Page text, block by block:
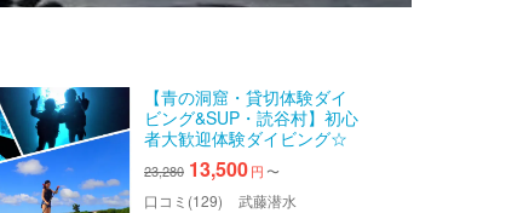
【青の洞窟・貸切体験ダイ
ビング&SUP・読谷村】初心
者大歓迎体験ダイビング☆
透明度抜群の海でSUP体験‼
《沖縄の海を満喫できるセ
ットプラン♪》
23,280 13,500円 〜
口コミ(129) 武藤潜水